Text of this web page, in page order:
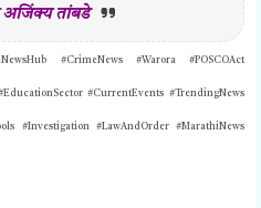
अजिंक्य तांबडे
#CrimeNews #Warora #POSCOAct
#CurrentEvents #TrendingNews
#Investigation #LawAndOrder #MarathiNews